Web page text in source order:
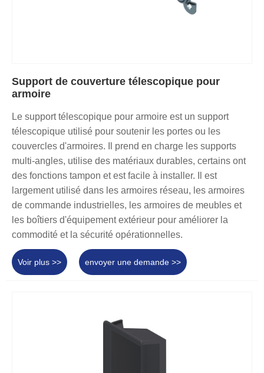
Support de couverture télescopique pour
armoire
Le support télescopique pour armoire est un support
télescopique utilisé pour soutenir les portes ou les
couvercles d'armoires. Il prend en charge les supports
multi-angles, utilise des matériaux durables, certains ont
des fonctions tampon et est facile à installer. Il est
largement utilisé dans les armoires réseau, les armoires
de commande industrielles, les armoires de meubles et
les boîtiers d'équipement extérieur pour améliorer la
commodité et la sécurité opérationnelles.
Voir plus >> envoyer une demande >>